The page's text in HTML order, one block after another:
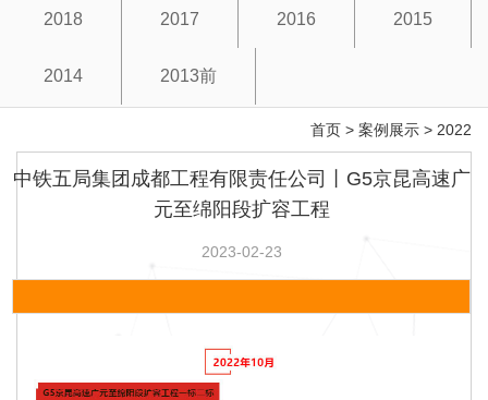
2018 2017 2016 2015
2014 2013前
首页 > 案例展示 > 2022
中铁五局集团成都工程有限责任公司丨G5京昆高速广
元至绵阳段扩容工程
2023-02-23